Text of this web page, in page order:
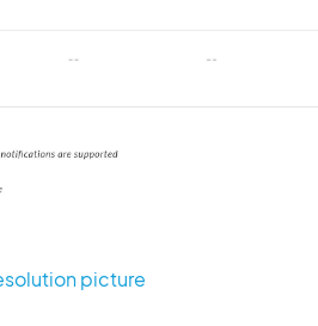
picture